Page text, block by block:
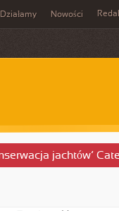
Działamy Nowości
jachtów’